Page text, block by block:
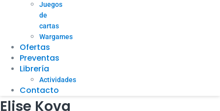
Juegos
de
cartas
Wargames
Ofertas
Preventas
Librería
Actividades
Contacto
Elise Kova